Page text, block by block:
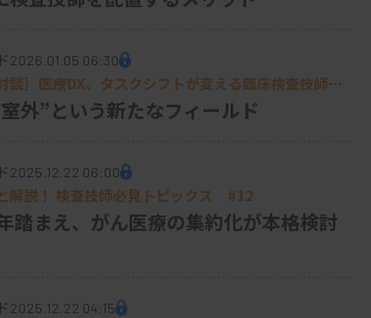
2026.01.05 06:30
対談］医療DX、タスクシフトが変える臨床検査技師の
・政策の最前線から読み解く未来（上）
外”という新たなフィールド
2025.12.22 06:00
解説！ 検査技師必見トピックス #12
踏まえ、がん医療の集約化が本格検討
2025.12.22 04:15